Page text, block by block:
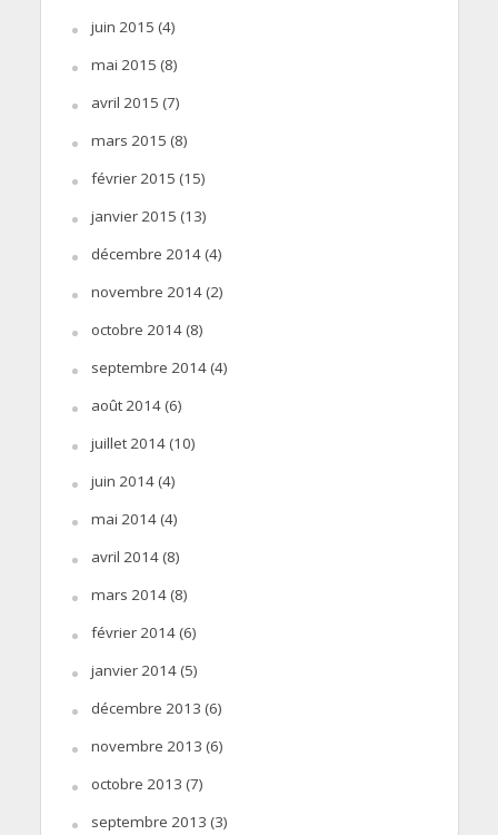
juin 2015 (4)
mai 2015 (8)
avril 2015 (7)
mars 2015 (8)
février 2015 (15)
janvier 2015 (13)
décembre 2014(4)
novembre 2014(2)
octobre 2014(8)
septembre 2014(4)
août 2014(6)
juillet 2014(10)
juin 2014(4)
mai 2014(4)
avril 2014(8)
mars 2014(8)
février 2014(6)
janvier 2014(5)
décembre 2013 (6)
novembre 2013 (6)
octobre 2013 (7)
septembre 2013 (3)